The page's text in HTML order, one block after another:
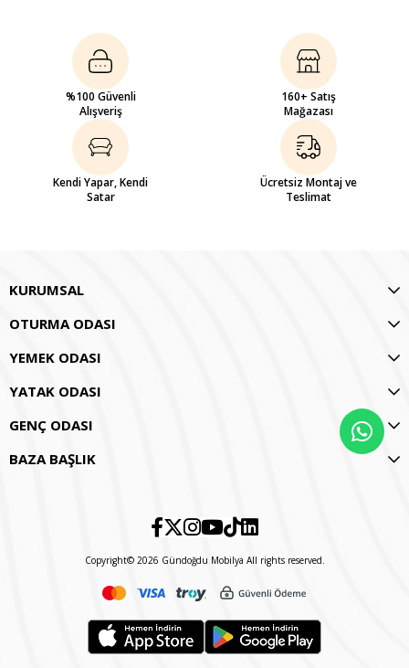
%100 Güvenli
Alışveriş
160+ Satış
Mağazası
Kendi Yapar, Kendi
Satar
Ücretsiz Montaj ve
Teslimat
KURUMSAL
OTURMA ODASI
YEMEK ODASI
YATAK ODASI
GENÇ ODASI
BAZA BAŞLIK
Copyright© 2026 Gündoğdu Mobilya All rights reserved.